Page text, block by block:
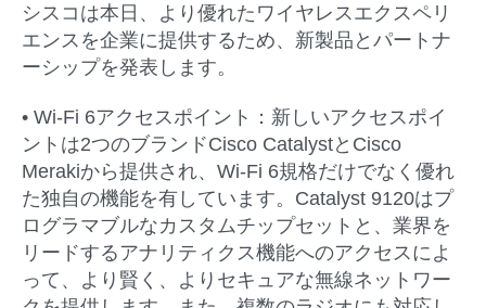
シスコは本日、より優れたワイヤレスエクスペリ
エンスを企業に提供するため、新製品とパートナ
ーシップを発表します。
• Wi-Fi 6アクセスポイント： 新しいアクセスポイ
ントは2つのブランドCisco CatalystとCisco
Merakiから提供され、Wi-Fi 6規格だけでなく優れ
た独自の機能を有しています。Catalyst 9120はプ
ログラマブルなカスタムチップセットと、業界を
リードするアナリティクス機能へのアクセスによ
って、より賢く、よりセキュアな無線ネットワー